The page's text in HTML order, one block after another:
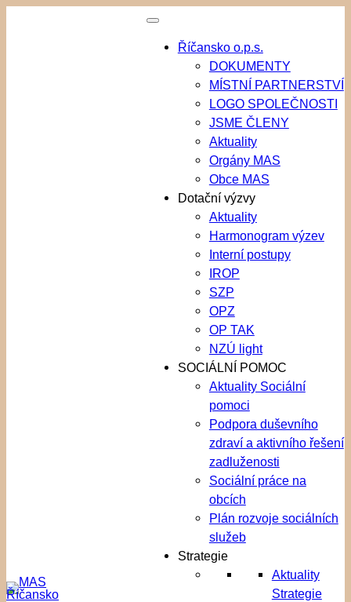
Říčansko o.p.s.
DOKUMENTY
MÍSTNÍ PARTNERSTVÍ
LOGO SPOLEČNOSTI
JSME ČLENY
Aktuality
Orgány MAS
Obce MAS
Dotační výzvy
Aktuality
Harmonogram výzev
Interní postupy
IROP
SZP
OPZ
OP TAK
NZÚ light
SOCIÁLNÍ POMOC
Aktuality Sociální
pomoci
Podpora duševního
zdraví a aktivního řešení
zadluženosti
Sociální práce na
obcích
Plán rozvoje sociálních
služeb
Strategie
Aktuality
Strategie